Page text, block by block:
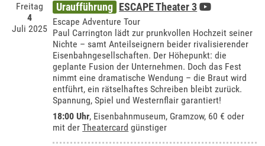
Freitag
4
Juli 2025
Uraufführung ESCAPE Theater 3
Escape Adventure Tour
Paul Carrington lädt zur prunkvollen Hochzeit seiner
Nichte – samt Anteilseignern beider rivalisierender
Eisenbahngesellschaften. Der Höhepunkt: die
geplante Fusion der Unternehmen. Doch das Fest
nimmt eine dramatische Wendung – die Braut wird
entführt, ein rätselhaftes Schreiben bleibt zurück.
Spannung, Spiel und Westernflair garantiert!
18:00 Uhr, Eisenbahnmuseum, Gramzow, 60 € oder
mit derTheatercard günstiger